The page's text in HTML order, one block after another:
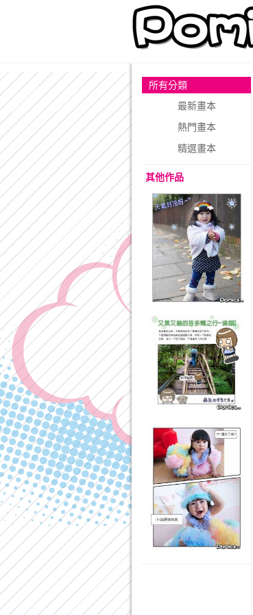
所有分類
最新畫本
熱門畫本
精選畫本
其他作品